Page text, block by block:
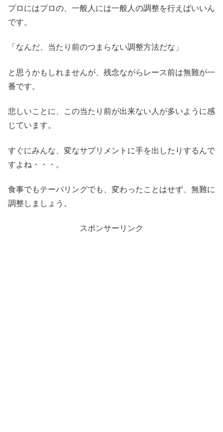
プロにはプロの、一般人には一般人の調整を行えばいいん
です。
「なんだ、当たり前のつまらない調整方法だな」
と思うかもしれませんが、残念ながらレース前は無難が一
番です。
悲しいことに、この当たり前が出来ない人が多いように感
じています。
すぐにみんな、変なサプリメントに手を出したりするんで
すよね・・・。
食事でもテーパリングでも、変わったことはせず、無難に
調整しましょう。
スポンサーリンク